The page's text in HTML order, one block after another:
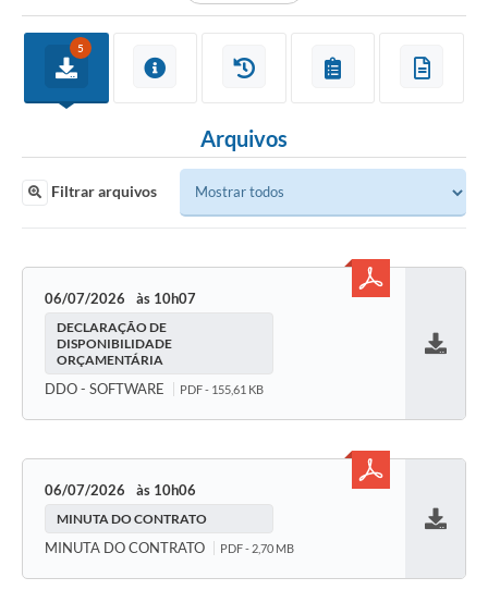
5
Arquivos
Filtrar arquivos
06/07/2026 10h07
DECLARAÇÃO DE
DISPONIBILIDADE
ORÇAMENTÁRIA
DDO - SOFTWARE PDF - 155,61 KB
06/07/2026 10h06
MINUTA DO CONTRATO
MINUTA DO CONTRATO PDF - 2,70 MB